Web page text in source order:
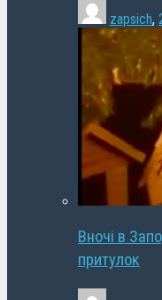
zapsich,
Вночі в
притулок